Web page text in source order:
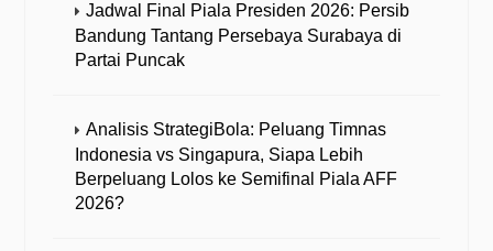
Jadwal Final Piala Presiden 2026: Persib
Bandung Tantang Persebaya Surabaya di
Partai Puncak
Analisis StrategiBola: Peluang Timnas
Indonesia vs Singapura, Siapa Lebih
Berpeluang Lolos ke Semifinal Piala AFF
2026?